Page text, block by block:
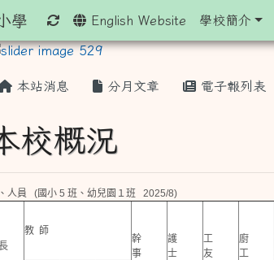
本站消息 分月文章 電子報列表
校概況
人員 (國小 5 班、幼兒園１班 2025/8)
教 師
幹
事
護
士
工
友
廚
工
學 重新取得佈景設定
English Website 學校簡介